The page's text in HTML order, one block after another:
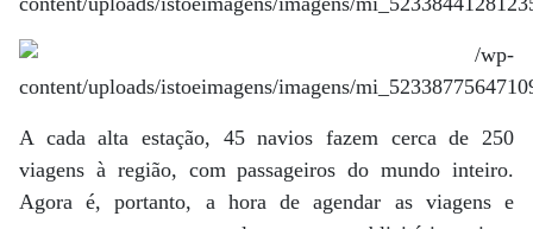
A cada alta estação, 45 navios fazem cerca de 250
viagens à região, com passageiros do mundo inteiro.
Agora é, portanto, a hora de agendar as viagens e